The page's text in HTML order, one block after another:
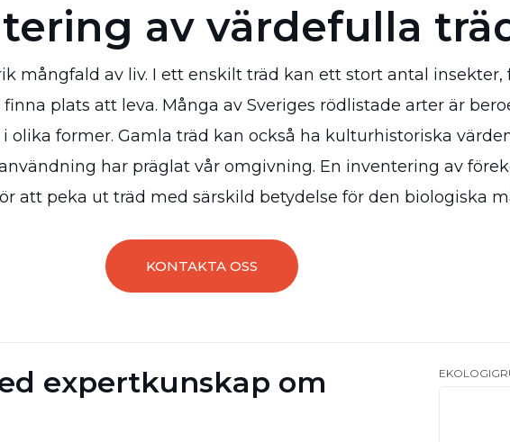
av värdefulla
mångfald av liv. I ett enskilt träd kan ett stort antal insekter,
plats att leva. Många av Sveriges rödlistade arter är
olika former. Gamla träd kan också ha kulturhistoriska
har präglat vår omgivning. En inventering av
att peka ut träd med särskild betydelse för den biologiska
KONTAKTA OSS
expertkunskap om